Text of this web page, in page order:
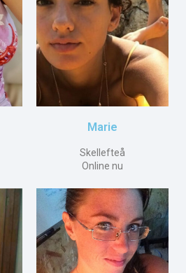
Marie
Skellefteå
Online nu